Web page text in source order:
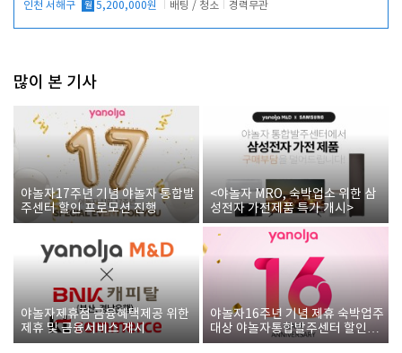
인천 서해구 월 5,200,000원 배팅 / 청소 경력무관
많이 본 기사
야놀자17주년 기념 야놀자 통합발
주센터 할인 프로모션 진행
<야놀자 MRO, 숙박업소 위한 삼
성전자 가전제품 특가 개시>
야놀자제휴점 금융혜택제공 위한
제휴 및 금융서비스 게시
야놀자16주년 기념 제휴 숙박업주
대상 야놀자통합발주센터 할인쿠
폰 증정